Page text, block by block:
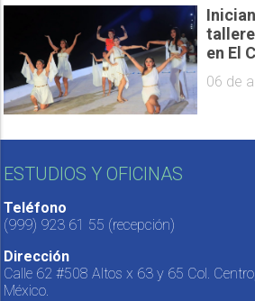
en El
06 de
ESTUDIOS Y OFICINAS
Teléfono
(999) 923 61 55 (recepción)
Dirección
Calle 62 #508 Altos x 63 y 65 Col.
México.